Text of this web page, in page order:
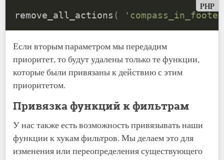
PHP
remove_all_actions (
Если вторым параметром мы передадим
приоритет, то будут удалены только те функции,
которые были привязаны к действию с этим
приоритетом.
Привязка функций к фильтрам
У нас также есть возможность привязывать наши
функции к хукам фильтров. Мы делаем это для
изменения или переопределения существующего